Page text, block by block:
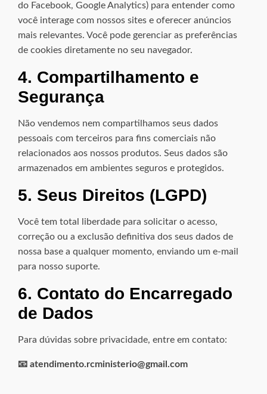
do Facebook, Google Analytics) para entender como
você interage com nossos sites e oferecer anúncios
mais relevantes. Você pode gerenciar as preferências
de cookies diretamente no seu navegador.
4. Compartilhamento e
Segurança
Não vendemos nem compartilhamos seus dados
pessoais com terceiros para fins comerciais não
relacionados aos nossos produtos. Seus dados são
armazenados em ambientes seguros e protegidos.
5. Seus Direitos (LGPD)
Você tem total liberdade para solicitar o acesso,
correção ou a exclusão definitiva dos seus dados de
nossa base a qualquer momento, enviando um e-mail
para nosso suporte.
6. Contato do Encarregado
de Dados
Para dúvidas sobre privacidade, entre em contato:
📧 atendimento.rcministerio@gmail.com